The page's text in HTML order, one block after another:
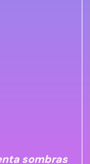
sombras